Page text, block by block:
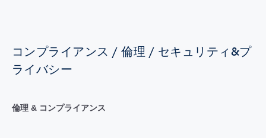
コンプライアンス / 倫理 / セキュリティ&プ
ライバシー
倫理 & コンプライアンス